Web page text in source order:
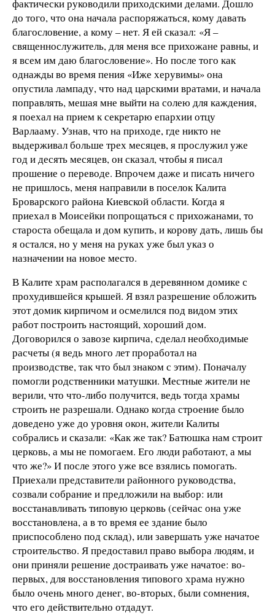
фактически руководили приходскими делами. Дошло
до того, что она начала распоряжаться, кому давать
благословение, а кому – нет. Я ей сказал: «Я –
священнослужитель, для меня все прихожане равны, и
я всем им даю благословение». Но после того как
однажды во время пения «Иже херувимы» она
опустила лампаду, что над царскими вратами, и начала
поправлять, мешая мне выйти на солею для каждения,
я поехал на прием к секретарю епархии отцу
Варлааму. Узнав, что на приходе, где никто не
выдерживал больше трех месяцев, я прослужил уже
год и десять месяцев, он сказал, чтобы я писал
прошение о переводе. Впрочем даже и писать ничего
не пришлось, меня направили в поселок Калита
Броварского района Киевской области. Когда я
приехал в Моисейки попрощаться с прихожанами, то
староста обещала и дом купить, и корову дать, лишь бы
я остался, но у меня на руках уже был указ о
назначении на новое место.
В Калите храм располагался в деревянном домике с
прохудившейся крышей. Я взял разрешение обложить
этот домик кирпичом и осмелился под видом этих
работ построить настоящий, хороший дом.
Договорился о завозе кирпича, сделал необходимые
расчеты (я ведь много лет проработал на
производстве, так что был знаком с этим). Поначалу
помогли родственники матушки. Местные жители не
верили, что что-либо получится, ведь тогда храмы
строить не разрешали. Однако когда строение было
доведено уже до уровня окон, жители Калиты
собрались и сказали: «Как же так? Батюшка нам строит
церковь, а мы не помогаем. Его люди работают, а мы
что же?» И после этого уже все взялись помогать.
Приехали представители районного руководства,
созвали собрание и предложили на выбор: или
восстанавливать типовую церковь (сейчас она уже
восстановлена, а в то время ее здание было
приспособлено под склад), или завершать уже начатое
строительство. Я предоставил право выбора людям, и
они приняли решение достраивать уже начатое: во-
первых, для восстановления типового храма нужно
было очень много денег, во-вторых, были сомнения,
что его действительно отдадут.